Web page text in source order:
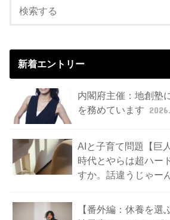
新着エントリー
内閣府主催：地創塾
を務めています
AIと子育て問題【巨
時代とやらは超ハー
すか。話違うじゃー
【番外編：休養を選